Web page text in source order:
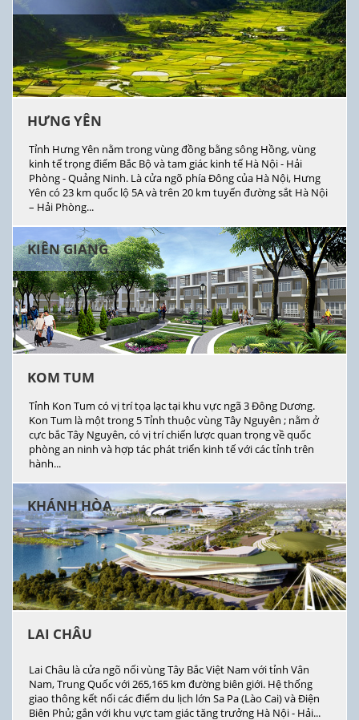
HƯNG YÊN
Tỉnh Hưng Yên nằm trong vùng đồng bằng sông Hồng, vùng
kinh tế trọng điểm Bắc Bộ và tam giác kinh tế Hà Nội - Hải
Phòng - Quảng Ninh. Là cửa ngõ phía Đông của Hà Nội, Hưng
Yên có 23 km quốc lộ 5A và trên 20 km tuyến đường sắt Hà Nội
– Hải Phòng...
KIÊN GIANG
KOM TUM
Tỉnh Kon Tum có vị trí tọa lạc tại khu vực ngã 3 Đông Dương.
Kon Tum là một trong 5 Tỉnh thuộc vùng Tây Nguyên ; nằm ở
cực bắc Tây Nguyên, có vị trí chiến lược quan trọng về quốc
phòng an ninh và hợp tác phát triển kinh tế với các tỉnh trên
hành...
KHÁNH HÒA
LAI CHÂU
Lai Châu là cửa ngõ nối vùng Tây Bắc Việt Nam với tỉnh Vân
Nam, Trung Quốc với 265,165 km đường biên giới. Hệ thống
giao thông kết nối các điểm du lịch lớn Sa Pa (Lào Cai) và Điện
Biên Phủ; gắn với khu vực tam giác tăng trưởng Hà Nội - Hải...